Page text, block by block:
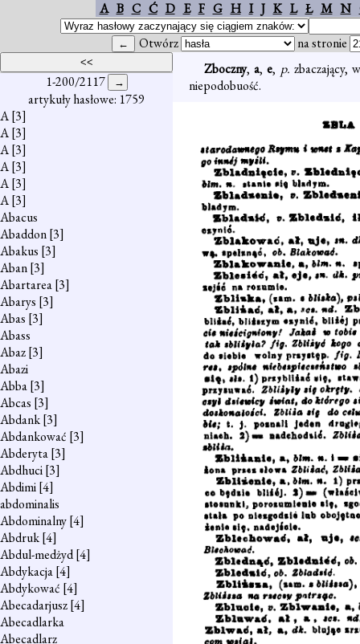
A B C Ć D E F G H I J K L Ł M N
Otwórz na stronie
1-200/2117
artykuły hasłowe: 1759
A[3]
A[3]
A[3]
A[3]
A[3]
A[3]
Abacus
Abaddon[3]
Abakus [3]
Aban[3]
Abartarea[3]
Abarys [3]
Abas [3]
Abass
Abaz[3]
Abazi
Abba[3]
Abcas [3]
Abdank[3]
Abdankować [3]
Abderyta[3]
Abdhuci[3]
Abdimi[4]
abdominalis
Abdominalny[4]
Abdruk[4]
Abdul-medżyd[4]
Abdykacja[4]
Abdykować [4]
Abecadarjusz[4]
Abecadlarka
Abecadlarz
Zboczny,a, e, p. zbaczający,
niepodobuość.